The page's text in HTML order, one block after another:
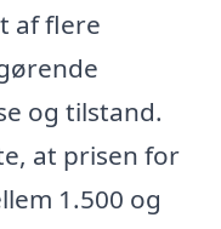
af flere
og tilstand.
at prisen for
1.500 og